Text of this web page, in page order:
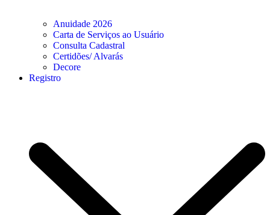
Anuidade 2026
Carta de Serviços ao Usuário
Consulta Cadastral
Certidões/ Alvarás
Decore
Registro